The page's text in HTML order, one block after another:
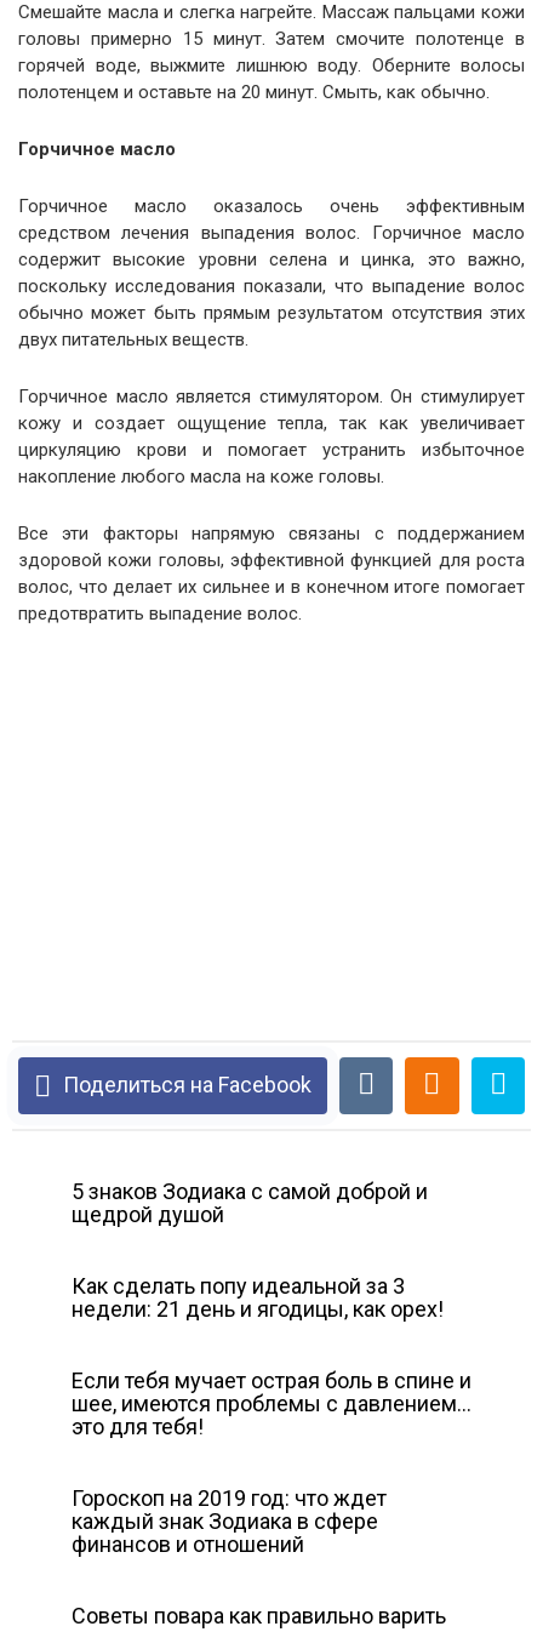
Смешайте масла и слегка нагрейте. Массаж пальцами кожи
головы примерно 15 минут. Затем смочите полотенце в
горячей воде, выжмите лишнюю воду. Оберните волосы
полотенцем и оставьте на 20 минут. Смыть, как обычно.
Горчичное масло
Горчичное масло оказалось очень эффективным
средством лечения выпадения волос. Горчичное масло
содержит высокие уровни селена и цинка, это важно,
поскольку исследования показали, что выпадение волос
обычно может быть прямым результатом отсутствия этих
двух питательных веществ.
Горчичное масло является стимулятором. Он стимулирует
кожу и создает ощущение тепла, так как увеличивает
циркуляцию крови и помогает устранить избыточное
накопление любого масла на коже головы.
Все эти факторы напрямую связаны с поддержанием
здоровой кожи головы, эффективной функцией для роста
волос, что делает их сильнее и в конечном итоге помогает
предотвратить выпадение волос.
Поделиться на Facebook
5 знаков Зодиака с самой доброй и
щедрой душой
Как сделать попу идеальной за 3
недели: 21 день и ягодицы, как орех!
Если тебя мучает острая боль в спине и
шее, имеются проблемы с давлением…
это для тебя!
Гороскоп на 2019 год: что ждет
каждый знак Зодиака в сфере
финансов и отношений
Советы повара как правильно варить